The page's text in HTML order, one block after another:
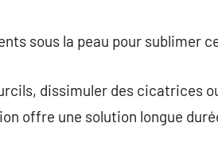
sous la peau pour sublimer
dissimuler des cicatrices
offre une solution longue